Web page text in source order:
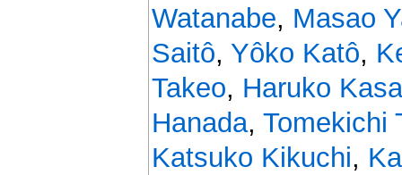
Watanabe, Masao
Saitô, Yôko Katô,
Takeo, Haruko
Hanada, Tomekichi
Katsuko Kikuchi,